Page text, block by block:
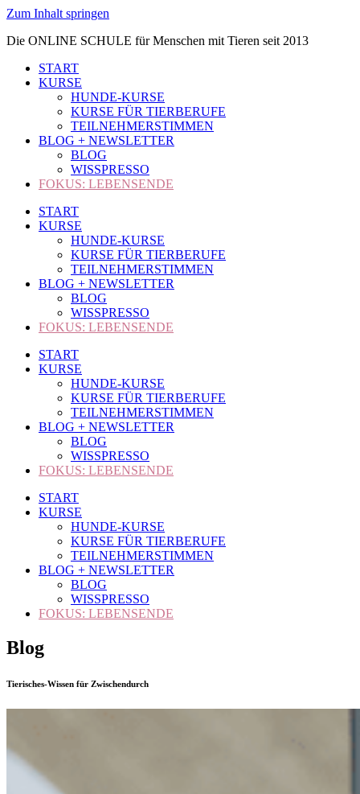
Zum Inhalt springen
Die ONLINE SCHULE für Menschen mit Tieren seit 2013
START
KURSE
HUNDE-KURSE
KURSE FÜR TIERBERUFE
TEILNEHMERSTIMMEN
BLOG + NEWSLETTER
BLOG
WISSPRESSO
FOKUS: LEBENSENDE
START
KURSE
HUNDE-KURSE
KURSE FÜR TIERBERUFE
TEILNEHMERSTIMMEN
BLOG + NEWSLETTER
BLOG
WISSPRESSO
FOKUS: LEBENSENDE
START
KURSE
HUNDE-KURSE
KURSE FÜR TIERBERUFE
TEILNEHMERSTIMMEN
BLOG + NEWSLETTER
BLOG
WISSPRESSO
FOKUS: LEBENSENDE
START
KURSE
HUNDE-KURSE
KURSE FÜR TIERBERUFE
TEILNEHMERSTIMMEN
BLOG + NEWSLETTER
BLOG
WISSPRESSO
FOKUS: LEBENSENDE
Blog
Tierisches-Wissen für Zwischendurch